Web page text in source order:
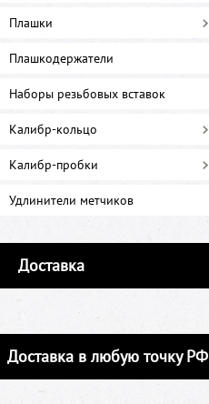
Плашки
Плашкодержатели
Наборы резьбовых вставок
Калибр-кольцо
Калибр-пробки
Удлинители метчиков
Доставка
Доставка в любую точку РФ